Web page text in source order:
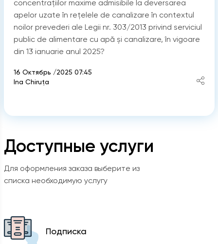
Доступные услуги
Для оформления заказа выберите из
списка необходимую услугу
Подписка
concentrațiilor maxime admisibile la deversarea
apelor uzate în rețelele de canalizare în contextul
noilor prevederi ale Legii nr. 303/2013 privind serviciul
public de alimentare cu apă și canalizare, în vigoare
din 13 ianuarie anul 2025?
16 Октябрь /2025 07:45
Ina Chiruţa